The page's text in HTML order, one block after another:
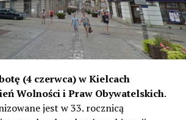
(4 czerwca) w Kielcach
Wolności i Praw Obywatelskich.
jest w 33. rocznicą